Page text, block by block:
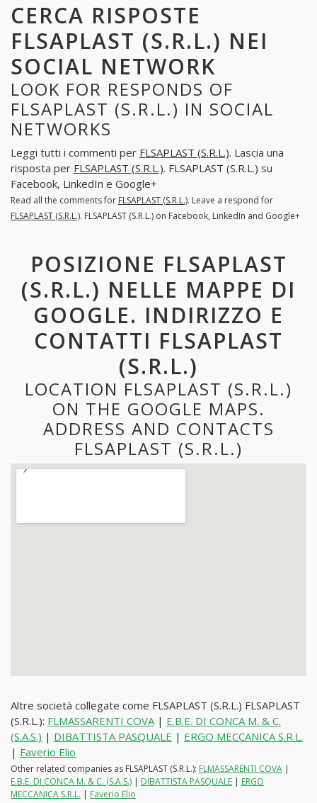
CERCA RISPOSTE
FLSAPLAST (S.R.L.) NEI
SOCIAL NETWORK
LOOK FOR RESPONDS OF
FLSAPLAST (S.R.L.) IN SOCIAL
NETWORKS
Leggi tutti i commenti per FLSAPLAST (S.R.L.). Lascia una
risposta per FLSAPLAST (S.R.L.). FLSAPLAST (S.R.L.) su
Facebook, LinkedIn e Google+
Read all the comments for FLSAPLAST (S.R.L.). Leave a respond for
FLSAPLAST (S.R.L.). FLSAPLAST (S.R.L.) on Facebook, LinkedIn and Google+
POSIZIONE FLSAPLAST
(S.R.L.) NELLE MAPPE DI
GOOGLE. INDIRIZZO E
CONTATTI FLSAPLAST
(S.R.L.)
LOCATION FLSAPLAST (S.R.L.)
ON THE GOOGLE MAPS.
ADDRESS AND CONTACTS
FLSAPLAST (S.R.L.)
Altre società collegate come FLSAPLAST (S.R.L.) FLSAPLAST
(S.R.L.): FLMASSARENTI COVA | E.B.E. DI CONCA M. & C.
(S.A.S.) | DIBATTISTA PASQUALE | ERGO MECCANICA S.R.L.
| Faverio Elio
Other related companies as FLSAPLAST (S.R.L.): FLMASSARENTI COVA |
E.B.E. DI CONCA M. & C. (S.A.S.) | DIBATTISTA PASQUALE | ERGO
MECCANICA S.R.L. | Faverio Elio